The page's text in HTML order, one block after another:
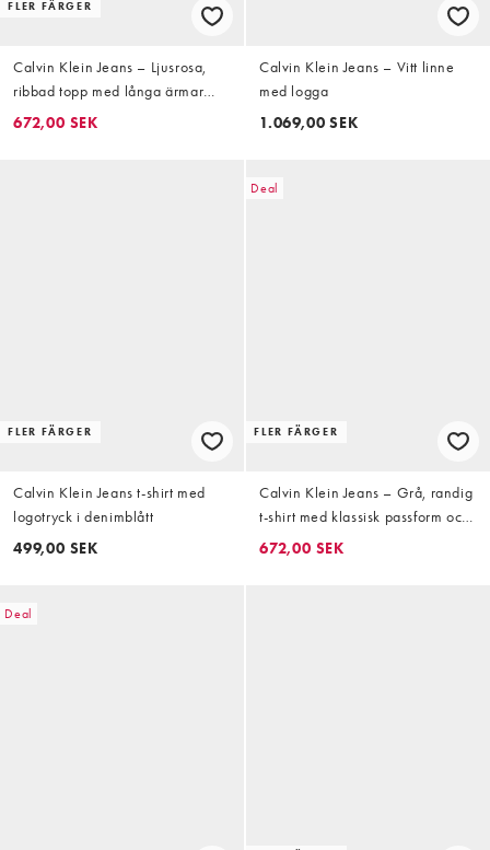
FLER FÄRGER
Calvin Klein Jeans – Ljusrosa,
ribbad topp med långa ärmar
och knäppning framtill
672,00 SEK
Calvin Klein Jeans – Vitt linne
med logga
1.069,00 SEK
FLER FÄRGER
Calvin Klein Jeans t-shirt med
logotryck i denimblått
499,00 SEK
Deal
FLER FÄRGER
Calvin Klein Jeans – Grå, randig
t-shirt med klassisk passform och
flockad logga
672,00 SEK
Deal